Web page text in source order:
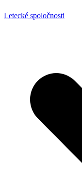
Letecké spoločnosti